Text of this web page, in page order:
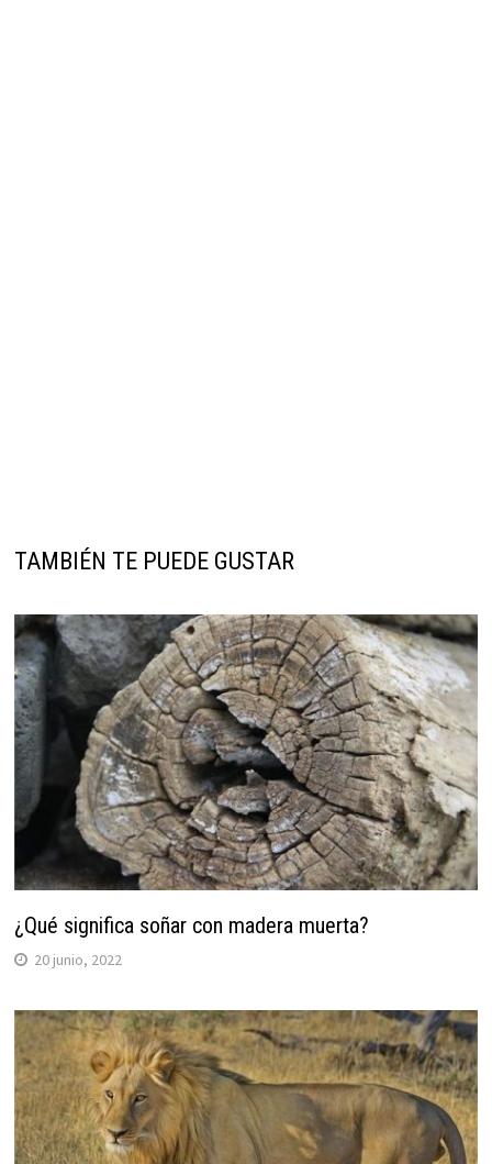
TAMBIÉN TE PUEDE GUSTAR
¿Qué significa soñar con madera muerta?
20 junio, 2022